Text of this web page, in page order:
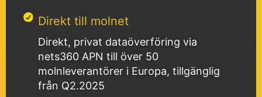
Direkt till molnet
Direkt, privat dataöverföring via
nets360 APN till över 50
molnleverantörer i Europa, tillgänglig
från Q2.2025